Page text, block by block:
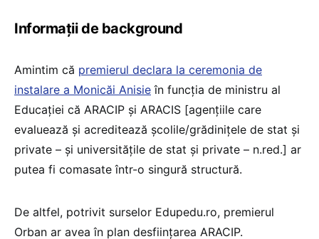
Informații de background
Amintim că premierul declara la ceremonia de
instalare a Monicăi Anisie în funcția de ministru al
Educației că ARACIP și ARACIS [agențiile care
evaluează și acreditează școlile/grădinițele de stat și
private – și universitățile de stat și private – n.red.] ar
putea fi comasate într-o singură structură.
De altfel, potrivit surselor Edupedu.ro, premierul
Orban ar avea în plan desființarea ARACIP.